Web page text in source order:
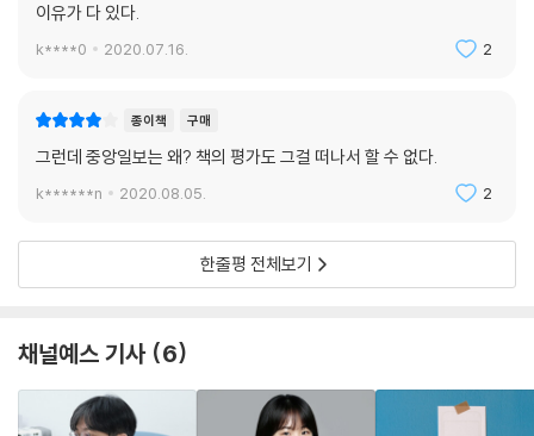
이유가 다 있다.
k****0 2020.07.16. 2
종이책 구매
그런데 중앙일보는 왜? 책의 평가도 그걸 떠나서 할 수 없다.
k******n 2020.08.05. 2
한줄평 전체보기
채널예스 기사 6